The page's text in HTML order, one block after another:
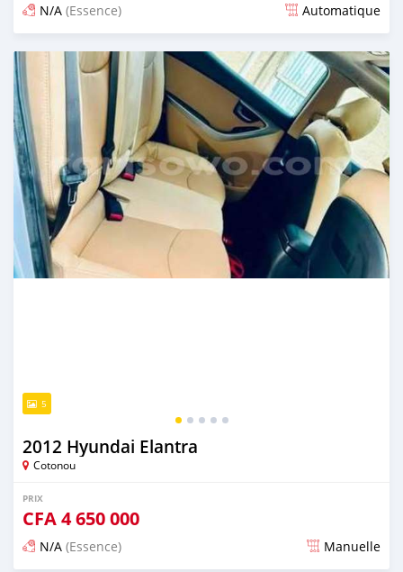
N/A (Essence) Automatique
Publié il y a 4 jours
5
2012 Hyundai Elantra
Cotonou
PRIX
CFA4 650 000
N/A (Essence) Manuelle